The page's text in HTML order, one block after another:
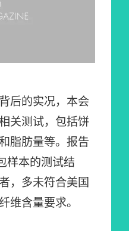
后的实况，本会
关测试，包括饼
脂肪量等。报告
样本的测试结
，多未符合美国
维含量要求。